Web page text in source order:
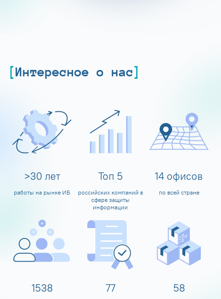
Интересное о нас
>30 лет
работы на рынке ИБ
Топ 5
российских компаний в
сфере защиты
информации
14 офисов
по всей стране
1600 80 60